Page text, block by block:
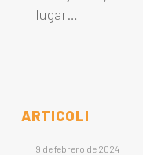
lugar…
ARTICOLI
9 de febrero de 2024